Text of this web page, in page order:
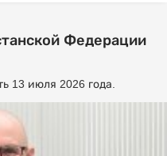
Федерации
13 июля 2026 года.